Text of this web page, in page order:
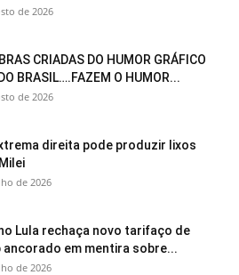
de 2026
CRIADAS DO HUMOR GRÁFICO
BRASIL….FAZEM O HUMOR...
de 2026
direita pode produzir lixos
de 2026
Lula rechaça novo tarifaço de
ancorado em mentira sobre...
de 2026